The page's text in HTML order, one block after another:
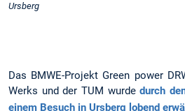
Ursberg
Das BMWE-Projekt Green power
Werks und der TUM wurdedurch
einem Besuch in Ursberg lobend